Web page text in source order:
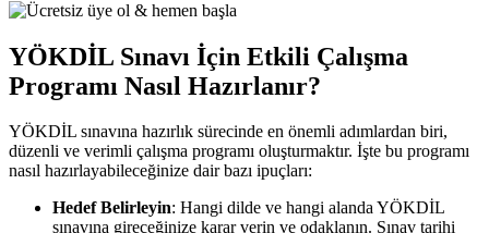
YÖKDİL Sınavı İçin Etkili Çalışma
Programı Nasıl Hazırlanır?
YÖKDİL sınavına hazırlık sürecinde en önemli adımlardan biri,
düzenli ve verimli çalışma programı oluşturmaktır. İşte bu programı
nasıl hazırlayabileceğinize dair bazı ipuçları:
Hedef Belirleyin: Hangi dilde ve hangi alanda YÖKDİL
sınavına gireceğinize karar verin ve odaklanın. Sınav tarihi